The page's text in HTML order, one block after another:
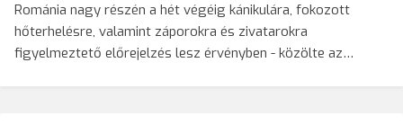
Románia nagy részén a hét végéig kánikulára, fokozott
hőterhelésre, valamint záporokra és zivatarokra
figyelmeztető előrejelzés lesz érvényben - közölte az…